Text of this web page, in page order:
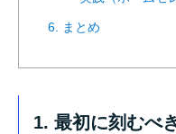
6. まとめ
1. 最初に刻むべ